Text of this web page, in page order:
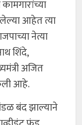
आहेत त्या
नेत्या
शिंदे,
अजित
आहे.
बंद झाल्याने